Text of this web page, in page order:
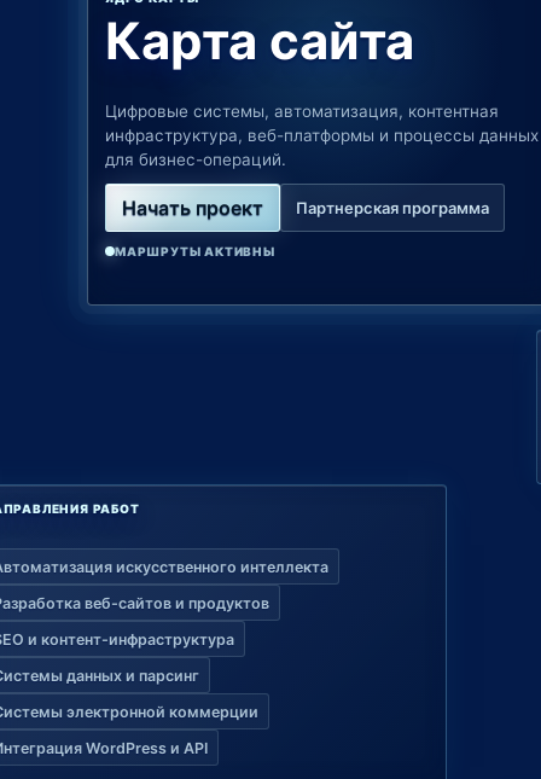
Карта сайта
Цифровые системы, автоматизация, контентная
инфраструктура, веб-платформы и процессы данных
для бизнес-операций.
Начать проект Партнерская программа
МАРШРУТЫ АКТИВНЫ
РАБОТ
искусственного интеллекта
веб-сайтов и продуктов
и контент-инфраструктура
данных и парсинг
электронной коммерции
WordPress и API